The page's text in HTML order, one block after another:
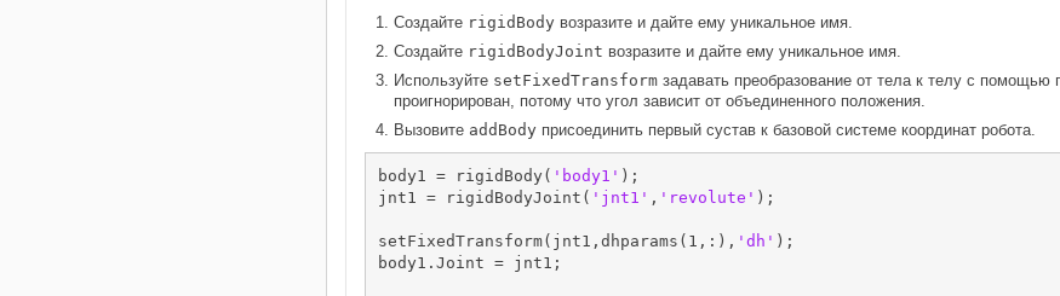
Создайте rigidBody возразите и дайте ему уникальное имя.
Создайте rigidBodyJoint возразите и дайте ему уникальное имя.
Используйте setFixedTransform задавать преобразование от тела к телу с
проигнорирован, потому что угол зависит от объединенного положения.
Вызовите addBody присоединить первый сустав к базовой системе координат робота.
body1 = rigidBody( 'body1' );
jnt1 = rigidBodyJoint( 'jnt1' , 'revolute' );
setFixedTransform(jnt1,dhparams(1,:), 'dh' );
body1.Joint = jnt1;